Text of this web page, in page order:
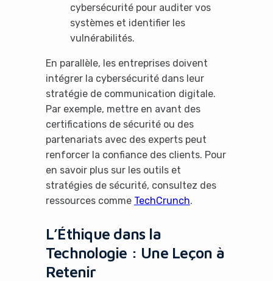
cybersécurité pour auditer vos
systèmes et identifier les
vulnérabilités.
En parallèle, les entreprises doivent
intégrer la cybersécurité dans leur
stratégie de communication digitale.
Par exemple, mettre en avant des
certifications de sécurité ou des
partenariats avec des experts peut
renforcer la confiance des clients. Pour
en savoir plus sur les outils et
stratégies de sécurité, consultez des
ressources comme TechCrunch.
L’Éthique dans la
Technologie : Une Leçon à
Retenir